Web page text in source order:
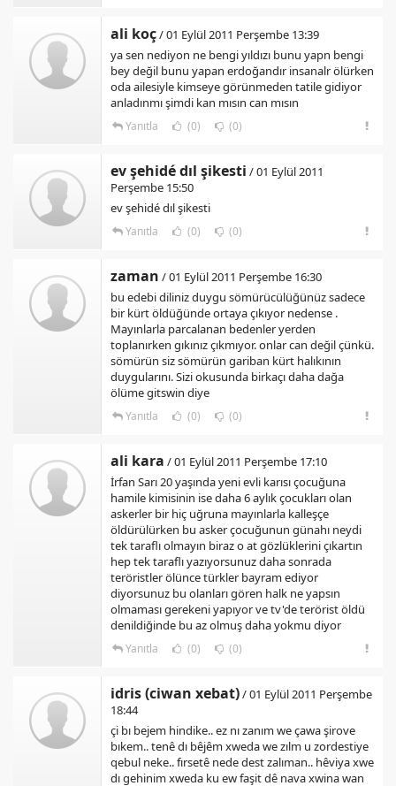
ali koç/ 01 Eylül 2011 Perşembe 13:39
ya sen nediyon ne bengi yıldızı bunu yapn bengi
bey değil bunu yapan erdoğandır insanalr ölürken
oda ailesiyle kimseye görünmeden tatile gidiyor
anladınmı şimdi kan mısın can mısın
Yanıtla (0) (0)
ev şehidé dıl şikesti / 01 Eylül 2011
Perşembe 15:50
ev şehidé dıl şikesti
Yanıtla (0) (0)
zaman / 01 Eylül 2011 Perşembe 16:30
bu edebi diliniz duygu sömürücülüğünüz sadece
bir kürt öldüğünde ortaya çıkıyor nedense .
Mayınlarla parcalanan bedenler yerden
toplanırken gıkınız çıkmıyor. onlar can değil çünkü.
sömürün siz sömürün gariban kürt halıkının
duygularını. Sizi okusunda birkaçı daha dağa
ölüme gitswin diye
Yanıtla (0) (0)
ali kara / 01 Eylül 2011 Perşembe 17:10
İrfan Sarı 20 yaşında yeni evli karısı çocuğuna
hamile kimisinin ise daha 6 aylık çocukları olan
askerler bir hiç uğruna mayınlarla kalleşçe
öldürülürken bu asker çocuğunun günahı neydi
tek taraflı olmayın biraz o at gözlüklerini çıkartın
hep tek taraflı yazıyorsunuz daha sonrada
teröristler ölünce türkler bayram ediyor
diyorsunuz bu olanları gören halk ne yapsın
olmaması gerekeni yapıyor ve tv'de terörist öldü
denildiğinde bu az olmuş daha yokmu diyor
Yanıtla (0) (0)
idris (ciwan xebat)/ 01 Eylül 2011 Perşembe
18:44
çi bı bejem hindike.. ez nı zanım we çawa şirove
bıkem.. tenê dı bêjêm xweda we zılm u zordestiye
qebul neke.. fırsetê nede dest zalıman.. hêviya xwe
dı gehinim xweda ku ew faşit dê nava xwina wan